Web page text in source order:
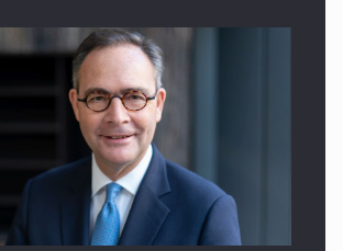
DIN MEDIUL DE AFACERI, ACADEMIC